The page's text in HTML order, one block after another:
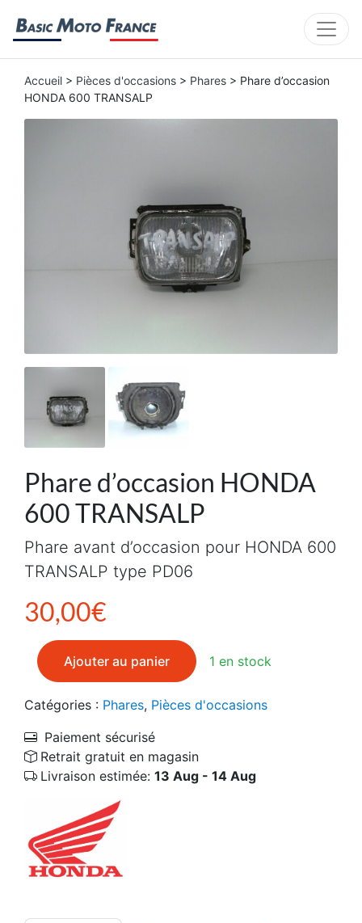
Accueil > Pièces d'occasions > Phares > Phare d’occasion
HONDA 600 TRANSALP
Phare d’occasion HONDA
600 TRANSALP
30,00€
Phare avant d’occasion pour HONDA 600
TRANSALP type PD06
1 en stock
quantité de Phare d'occasion HONDA 600 TRANSALP
Ajouter au panier
Catégories : Phares, Pièces d'occasions
Paiement sécurisé
Retrait gratuit en magasin
Livraison estimée: 13 Aug - 14 Aug